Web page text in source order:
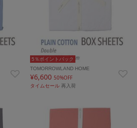
5％ポイントバック
TOMORROWLAND HOME
¥6,60050%OFF
タイムセール再入荷